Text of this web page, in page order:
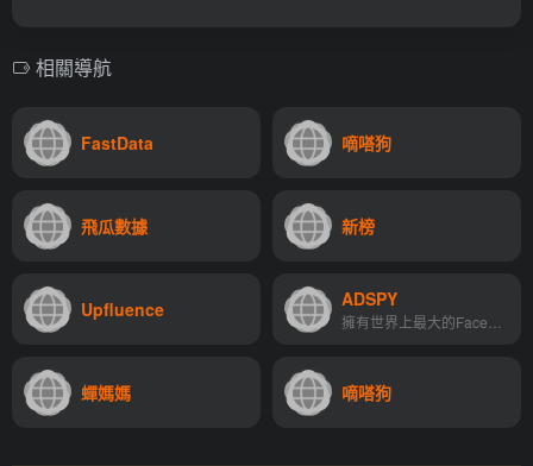
相關導航
FastData 嘀嗒狗
飛瓜數據 新榜
Upfluence ADSPY
蟬媽媽 嘀嗒狗